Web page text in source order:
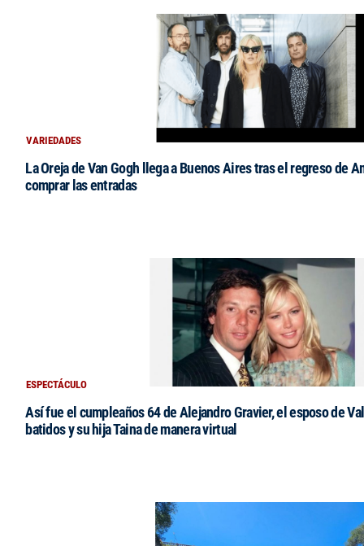
VARIEDADES
La Oreja de Van Gogh llega a Buenos Aires tras el regreso de
comprar las entradas
ESPECTÁCULO
Así fue el cumpleaños 64 de Alejandro Gravier, el esposo de
batidos y su hija Taina de manera virtual